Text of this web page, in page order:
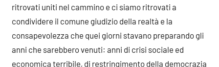
ritrovati uniti nel cammino e ci siamo ritrovati a
condividere il comune giudizio della realtà e la
consapevolezza che quei giorni stavano preparando gli
anni che sarebbero venuti: anni di crisi sociale ed
economica terribile, di restringimento della democrazia